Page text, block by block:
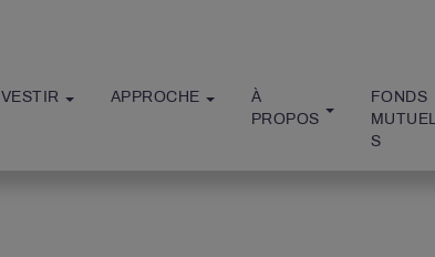
APPROCHE
À
PROPOS
FONDS
S